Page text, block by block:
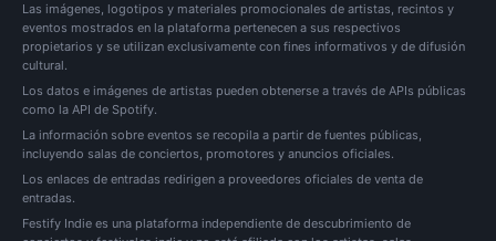
Las imágenes, logotipos y materiales promocionales de artistas, recintos y
eventos mostrados en la plataforma pertenecen a sus respectivos
propietarios y se utilizan exclusivamente con fines informativos y de difusión
cultural.
Los datos e imágenes de artistas pueden obtenerse a través de APIs públicas
como la API de Spotify.
La información sobre eventos se recopila a partir de fuentes públicas,
incluyendo salas de conciertos, promotores y anuncios oficiales.
Los enlaces de entradas redirigen a proveedores oficiales de venta de
entradas.
Festify Indie es una plataforma independiente de descubrimiento de